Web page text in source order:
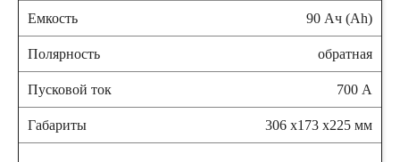
Емкость 90 Ач (Ah)
Полярность обратная
Пусковой ток 700 А
Габариты 306 x173 x225 мм